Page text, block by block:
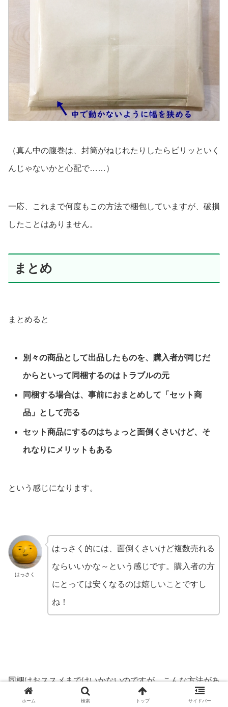
（真ん中の腹巻は、封筒がねじれたりしたらビリッといく
んじゃないかと心配で……）
一応、これまで何度もこの方法で梱包していますが、破損
したことはありません。
まとめ
まとめると
別々の商品として出品したものを、購入者が同じだ
からといって同梱するのはトラブルの元
同梱する場合は、事前におまとめして「セット商
品」として売る
セット商品にするのはちょっと面倒くさいけど、そ
れなりにメリットもある
という感じになります。
はっさく
はっさく的には、面倒くさいけど複数売れる
ならいいかな～という感じです。購入者の方
にとっては安くなるのは嬉しいことですし
ね！
同梱はおススメまではいかないのですが、こんな方法があ
りますというご紹介でした。
ホーム 検索 トップ サイドバー